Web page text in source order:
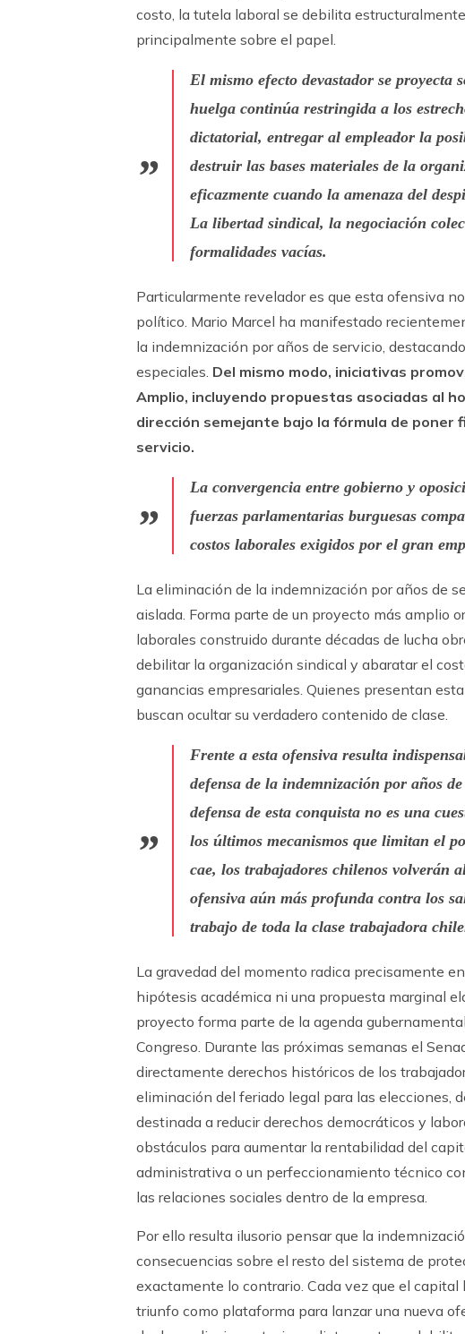
costo, la tutela laboral se debilita
principalmente sobre el papel.
El mismo efecto devastador se proyecta
huelga continúa restringida a los
dictatorial, entregar al empleador la
destruir las bases materiales de la
eficazmente cuando la amenaza del
La libertad sindical, la negociación
formalidades vacías.
Particularmente revelador es que esta ofensiva
político. Mario Marcel ha manifestado
la indemnización por años de servicio,
especiales. Del mismo modo, iniciativas
Amplio, incluyendo propuestas asociadas al
dirección semejante bajo la fórmula de poner
servicio.
La convergencia entre gobierno y
fuerzas parlamentarias burguesas
costos laborales exigidos por el gran
La eliminación de la indemnización por años de
aislada. Forma parte de un proyecto más amplio
laborales construido durante décadas de lucha
debilitar la organización sindical y abaratar el
ganancias empresariales. Quienes presentan
buscan ocultar su verdadero contenido de clase.
Frente a esta ofensiva resulta
defensa de la indemnización por años
defensa de esta conquista no es una
los últimos mecanismos que limitan el
cae, los trabajadores chilenos volverán
ofensiva aún más profunda contra los
trabajo de toda la clase trabajadora
La gravedad del momento radica precisamente
hipótesis académica ni una propuesta marginal
proyecto forma parte de la agenda
Congreso. Durante las próximas semanas el
directamente derechos históricos de los
eliminación del feriado legal para las elecciones,
destinada a reducir derechos democráticos y
obstáculos para aumentar la rentabilidad del
administrativa o un perfeccionamiento técnico
las relaciones sociales dentro de la empresa.
Por ello resulta ilusorio pensar que la
consecuencias sobre el resto del sistema de
exactamente lo contrario. Cada vez que el
triunfo como plataforma para lanzar una nueva